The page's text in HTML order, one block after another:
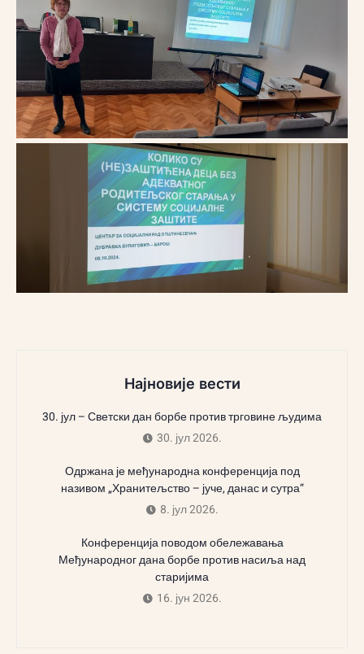
Најновије вести
30. јул – Светски дан борбе против трговине људима
30. јул 2026.
Одржана је међународна конференција под
називом „Хранитељство – јуче, данас и сутра“
8. јул 2026.
Конференција поводом обележавања
Међународног дана борбе против насиља над
старијима
16. јун 2026.